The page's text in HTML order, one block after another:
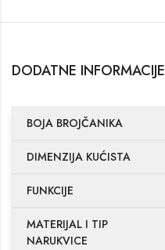
DODATNE INFORMACIJE
BOJA BROJČANIKA
DIMENZIJA KUĆISTA
FUNKCIJE
MATERIJAL I TIP
NARUKVICE